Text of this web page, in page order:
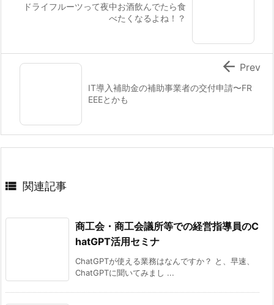
ドライフルーツって夜中お酒飲んでたら食
べたくなるよね！？
IT導入補助金の補助事業者の交付申請〜FR
EEEとかも
 Prev
 関連記事
商工会・商工会議所等での経営指導員のC
hatGPT活用セミナ
ChatGPTが使える業務はなんですか？ と、早速、
ChatGPTに聞いてみまし ...